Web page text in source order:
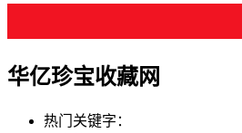
华亿珍宝收藏网
热门关键字：